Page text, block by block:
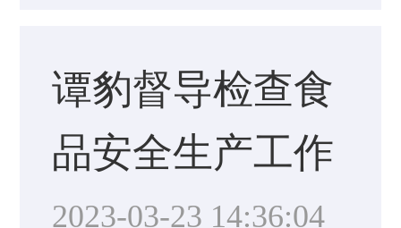
谭豹督导检查食
品安全生产工作
2023-03-23 14:36:04